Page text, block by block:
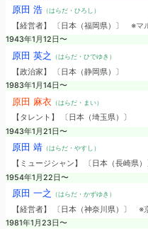
原田 浩（はらだ・ひろし）
【経営者】 〔日本（福岡県）〕 ※マ
1943年1月12日〜
原田 英之 （はらだ・ひでゆき）
【政治家】 〔日本（静岡県）〕
1983年1月14日〜
原田 麻衣（はらだ・まい）
【タレント】 〔日本（埼玉県）〕
1943年1月21日〜
原田 靖（はらだ・やすし）
【ミュージシャン】 〔日本（長崎県）
1954年1月22日〜
原田 一之 （はらだ・かずゆき）
【経営者】 〔日本（神奈川県）〕 ※
1981年1月23日〜